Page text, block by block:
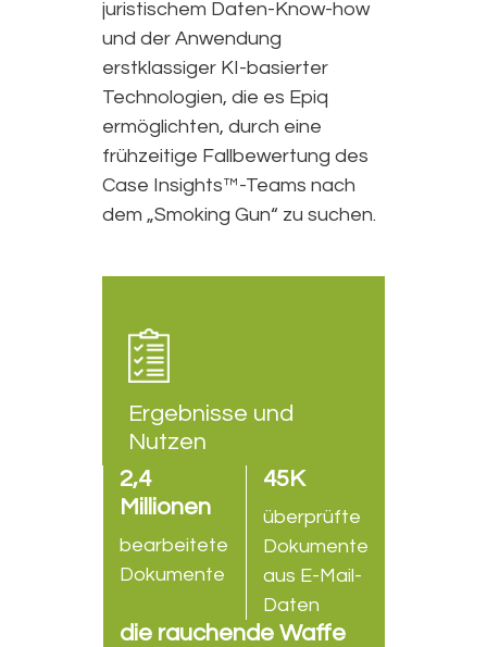
juristischem Daten-Know-how
und der Anwendung
erstklassiger KI-basierter
Technologien, die es Epiq
ermöglichten, durch eine
frühzeitige Fallbewertung des
Case Insights™-Teams nach
dem „Smoking Gun“ zu suchen.
Ergebnisse und
Nutzen
2,4
Millionen
bearbeitete
Dokumente
45K
überprüfte
Dokumente
aus E-Mail-
Daten
die rauchende Waffe